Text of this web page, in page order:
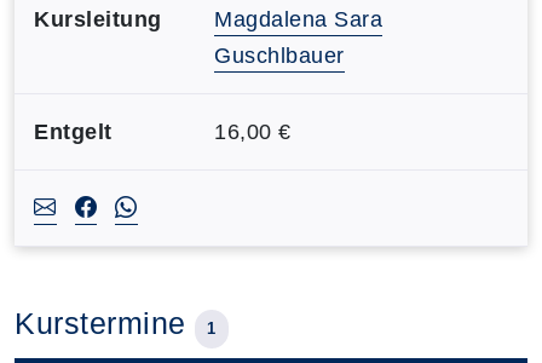
Kursleitung
Magdalena Sara
Guschlbauer
Entgelt 16,00 €
Kurstermine 1